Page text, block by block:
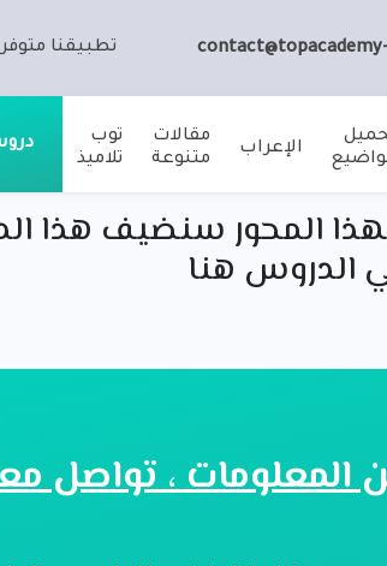
تطبيقنا
الإعراب
مقالات
متنوعة
توب
تلاميذ
المحور سنضيف هذا
الدروس هنا
المعلومات ، تواصل